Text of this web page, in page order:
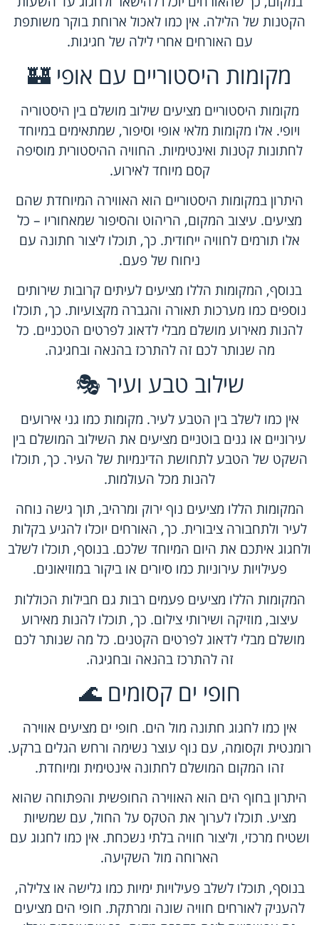
הקטנות של הלילה. אין כמו לאכול ארוחת בוקר משותפת
עם האורחים אחרי לילה של חגיגות.
מקומות היסטוריים עם אופי 🏰
מקומות היסטוריים מציעים שילוב מושלם בין היסטוריה
ויופי. אלו מקומות מלאי אופי וסיפור, שמתאימים במיוחד
לחתונות קטנות ואינטימיות. החוויה ההיסטורית מוסיפה
קסם מיוחד לאירוע.
היתרון במקומות היסטוריים הוא האווירה המיוחדת שהם
מציעים. עיצוב המקום, הריהוט והסיפור שמאחוריו – כל
אלו תורמים לחוויה ייחודית. כך, תוכלו ליצור חתונה עם
ניחוח של פעם.
בנוסף, המקומות הללו מציעים לעיתים קרובות שירותים
נוספים כמו מערכות תאורה והגברה מקצועיות. כך, תוכלו
להנות מאירוע מושלם מבלי לדאוג לפרטים הטכניים. כל
מה שנותר לכם זה להתרכז בהנאה ובחגיגה.
שילוב טבע ועיר 🎭
אין כמו לשלב בין הטבע לעיר. מקומות כמו גני אירועים
עירוניים או גנים בוטניים מציעים את השילוב המושלם בין
השקט של הטבע לתחושת הדינמיות של העיר. כך, תוכלו
להנות מכל העולמות.
המקומות הללו מציעים נוף ירוק ומרהיב, תוך גישה נוחה
לעיר ולתחבורה ציבורית. כך, האורחים יוכלו להגיע בקלות
ולחגוג איתכם את היום המיוחד שלכם. בנוסף, תוכלו לשלב
פעילויות עירוניות כמו סיורים או ביקור במוזיאונים.
המקומות הללו מציעים פעמים רבות גם חבילות הכוללות
עיצוב, מוזיקה ושירותי צילום. כך, תוכלו להנות מאירוע
מושלם מבלי לדאוג לפרטים הקטנים. כל מה שנותר לכם
זה להתרכז בהנאה ובחגיגה.
חופי ים קסומים 🌊
אין כמו לחגוג חתונה מול הים. חופי ים מציעים אווירה
רומנטית וקסומה, עם נוף עוצר נשימה ורחש הגלים ברקע.
זהו המקום המושלם לחתונה אינטימית ומיוחדת.
היתרון בחוף הים הוא האווירה החופשית והפתוחה שהוא
מציע. תוכלו לערוך את הטקס על החול, עם שמשיות
ושטיח מרכזי, וליצור חוויה בלתי נשכחת. אין כמו לחגוג עם
הארוחה מול השקיעה.
בנוסף, תוכלו לשלב פעילויות ימיות כמו גלישה או צלילה,
להעניק לאורחים חוויה שונה ומרתקת. חופי הים מציעים